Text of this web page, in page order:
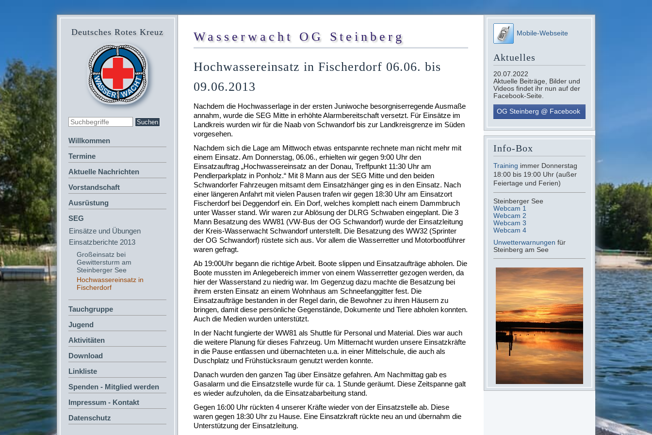
Deutsches Rotes Kreuz
Willkommen
Termine
Aktuelle Nachrichten
Vorstandschaft
Ausrüstung
SEG
Einsätze und Übungen
Einsatzberichte 2013
Großeinsatz bei
Gewittersturm am
Steinberger See
Hochwassereinsatz in
Fischerdorf
Tauchgruppe
Jugend
Aktivitäten
Download
Linkliste
Spenden - Mitglied werden
Impressum - Kontakt
Datenschutz
Wasserwacht OG Steinberg
Hochwassereinsatz in Fischerdorf 06.06. bis
09.06.2013
Nachdem die Hochwasserlage in der ersten Juniwoche besorgniserregende Ausmaße
annahm, wurde die SEG Mitte in erhöhte Alarmbereitschaft versetzt. Für Einsätze im
Landkreis wurden wir für die Naab von Schwandorf bis zur Landkreisgrenze im Süden
vorgesehen.
Nachdem sich die Lage am Mittwoch etwas entspannte rechnete man nicht mehr mit
einem Einsatz. Am Donnerstag, 06.06., erhielten wir gegen 9:00 Uhr den
Einsatzauftrag „Hochwassereinsatz an der Donau, Treffpunkt 11:30 Uhr am
Pendlerparkplatz in Ponholz.“ Mit 8 Mann aus der SEG Mitte und den beiden
Schwandorfer Fahrzeugen mitsamt dem Einsatzhänger ging es in den Einsatz. Nach
einer längeren Anfahrt mit vielen Pausen trafen wir gegen 18:30 Uhr am Einsatzort
Fischerdorf bei Deggendorf ein. Ein Dorf, welches komplett nach einem Dammbruch
unter Wasser stand. Wir waren zur Ablösung der DLRG Schwaben eingeplant. Die 3
Mann Besatzung des WW81 (VW-Bus der OG Schwandorf) wurde der Einsatzleitung
der Kreis-Wasserwacht Schwandorf unterstellt. Die Besatzung des WW32 (Sprinter
der OG Schwandorf) rüstete sich aus. Vor allem die Wasserretter und Motorbootführer
waren gefragt.
Ab 19:00Uhr begann die richtige Arbeit. Boote slippen und Einsatzaufträge abholen. Die
Boote mussten im Anlegebereich immer von einem Wasserretter gezogen werden, da
hier der Wasserstand zu niedrig war. Im Gegenzug dazu machte die Besatzung bei
ihrem ersten Einsatz an einem Wohnhaus am Schneefanggitter fest. Die
Einsatzaufträge bestanden in der Regel darin, die Bewohner zu ihren Häusern zu
bringen, damit diese persönliche Gegenstände, Dokumente und Tiere abholen konnten.
Auch die Medien wurden unterstützt.
In der Nacht fungierte der WW81 als Shuttle für Personal und Material. Dies war auch
die weitere Planung für dieses Fahrzeug. Um Mitternacht wurden unsere Einsatzkräfte
in die Pause entlassen und übernachteten u.a. in einer Mittelschule, die auch als
Duschplatz und Frühstücksraum genutzt werden konnte.
Danach wurden den ganzen Tag über Einsätze gefahren. Am Nachmittag gab es
Gasalarm und die Einsatzstelle wurde für ca. 1 Stunde geräumt. Diese Zeitspanne galt
es wieder aufzuholen, da die Einsatzabarbeitung stand.
Gegen 16:00 Uhr rückten 4 unserer Kräfte wieder von der Einsatzstelle ab. Diese
waren gegen 18:30 Uhr zu Hause. Eine Einsatzkraft rückte neu an und übernahm die
Unterstützung der Einsatzleitung.
Mobile-Webseite
Aktuelles
20.07.2022
Aktuelle Beiträge, Bilder und
Videos findet ihr nun auf der
Facebook-Seite.
OG Steinberg @ Facebook
Info-Box
Training immer Donnerstag
18:00 bis 19:00 Uhr (außer
Feiertage und Ferien)
Steinberger See
Webcam 1
Webcam 2
Webcam 3
Webcam 4
Unwetterwarnungen für
Steinberg am See